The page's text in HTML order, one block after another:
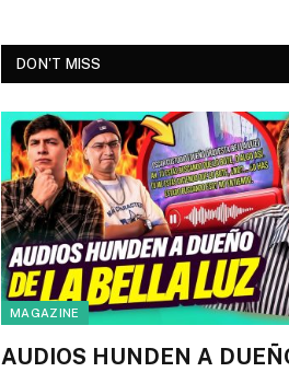
DON'T MISS
MAGAZINE
AUDIOS HUNDEN A